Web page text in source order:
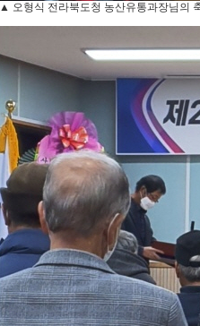
▲ 오형식 전라북도청 농산유통과장님의